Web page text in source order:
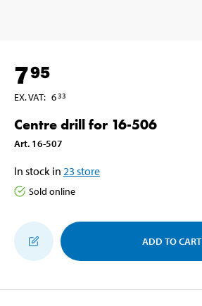
795
EX. VAT: 633
Centre drill for 16-506
Art. 16-507
In stock in 23 store
Sold online
ADD TO CART